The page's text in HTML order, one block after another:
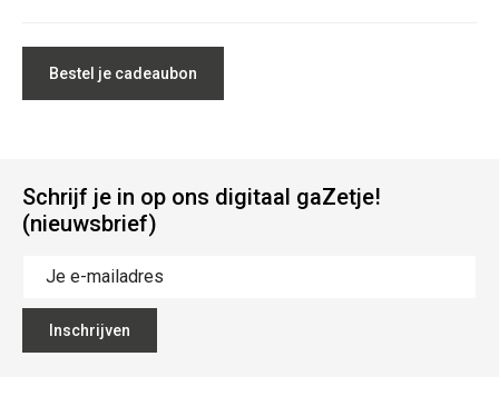
Bestel je cadeaubon
Schrijf je in op ons digitaal gaZetje!
(nieuwsbrief)
Inschrijven